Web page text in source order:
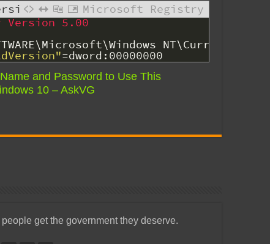
Microsoft Registry
Version 5.00
=dword:00000000
and Password to Use This
10 – AskVG
get the government they deserve.